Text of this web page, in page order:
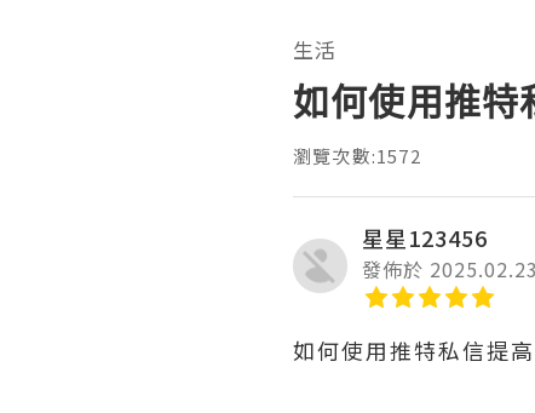
生活
如何使用推特
瀏覽次數:1572
星星123456
發佈於 2025.02.23
如何使用推特私信提高